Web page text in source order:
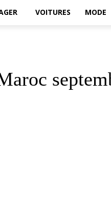
VOITURES MODE